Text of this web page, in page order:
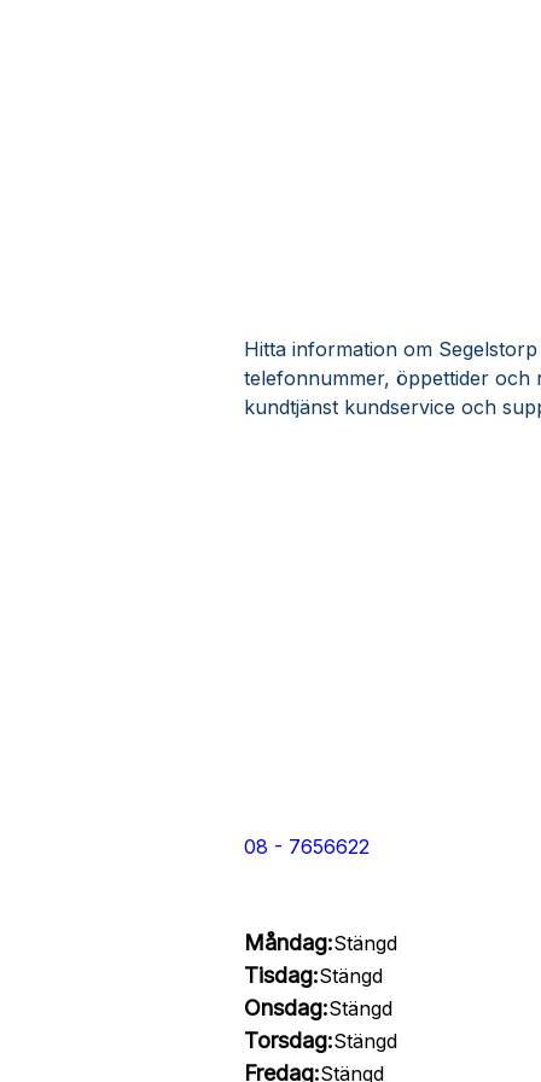
Hitta information om
telefonnummer, öppettider
kundtjänst kundservice och
08 - 7656622
Måndag:Stängd
Tisdag:Stängd
Onsdag:Stängd
Torsdag:Stängd
Fredag:Stängd